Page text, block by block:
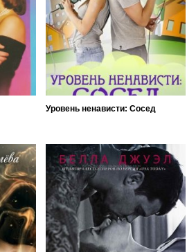
Уровень ненависти: Сосед